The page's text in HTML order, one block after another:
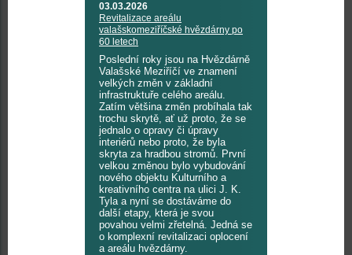
03.03.2026
Revitalizace areálu
valašskomeziříčské hvězdárny po
60 letech
Poslední roky jsou na Hvězdárně
Valašské Meziříčí ve znamení
velkých změn v základní
infrastruktuře celého areálu.
Zatím většina změn probíhala tak
trochu skrytě, ať už proto, že se
jednalo o opravy či úpravy
interiérů nebo proto, že byla
skryta za hradbou stromů. První
velkou změnou bylo vybudování
nového objektu Kulturního a
kreativního centra na ulici J. K.
Tyla a nyní se dostáváme do
další etapy, která je svou
povahou velmi zřetelná. Jedná se
o komplexní revitalizaci oplocení
a areálu hvězdárny.